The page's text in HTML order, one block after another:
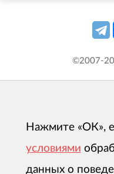
©2007-
Нажмите «ОК»,
условиями
данных о